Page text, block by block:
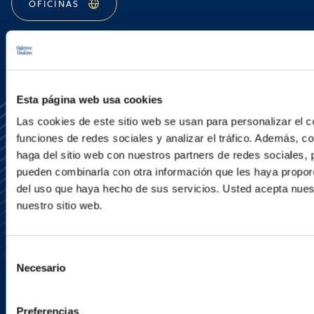
Esta página web usa cookies
Las cookies de este sitio web se usan para personalizar el
funciones de redes sociales y analizar el tráfico. Además,
haga del sitio web con nuestros partners de redes sociales,
pueden combinarla con otra información que les haya
del uso que haya hecho de sus servicios. Usted acepta
nuestro sitio web.
Necesario
Preferencias
OFICINAS
Media Center
Contact Us